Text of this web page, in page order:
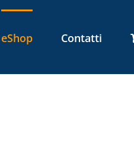
eShop Contatti